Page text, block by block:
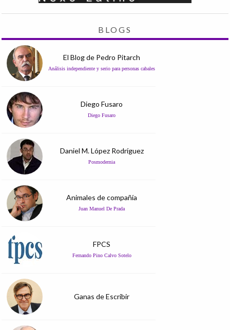
BLOGS
El Blog de Pedro Pitarch
Análisis independiente y serio para personas cabales
Diego Fusaro
Diego Fusaro
Daniel M. López Rodríguez
Posmodernia
Animales de compañía
Juan Manuel De Prada
FPCS
Fernando Pino Calvo Sotelo
Ganas de Escribir